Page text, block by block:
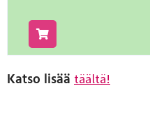
Katso lisää täältä!